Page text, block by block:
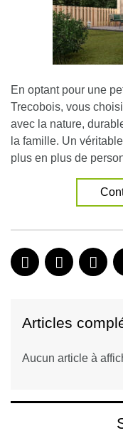
En optant pour une
Trecobois, vous
avec la nature,
la famille. Un
plus en plus de
Articles
Aucun article à